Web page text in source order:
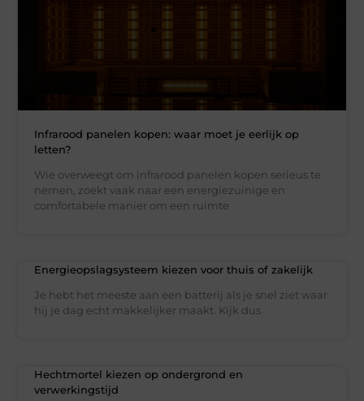
Infrarood panelen kopen: waar moet je eerlijk op
letten?
Wie overweegt om infrarood panelen kopen serieus te
nemen, zoekt vaak naar een energiezuinige en
comfortabele manier om een ruimte
Energieopslagsysteem kiezen voor thuis of zakelijk
Je hebt het meeste aan een batterij als je snel ziet waar
hij je dag echt makkelijker maakt. Kijk dus
Hechtmortel kiezen op ondergrond en
verwerkingstijd